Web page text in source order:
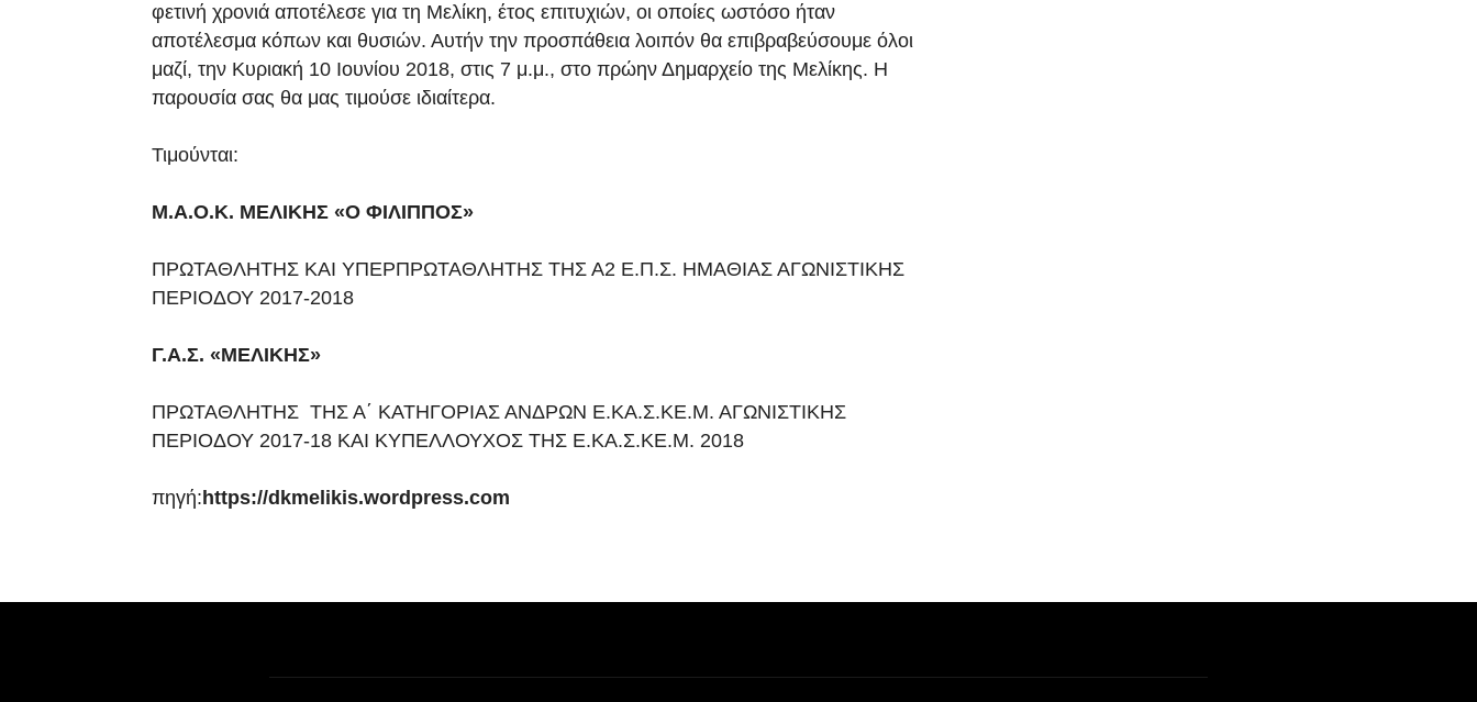
φετινή χρονιά αποτέλεσε για τη Μελίκη, έτος επιτυχιών, οι οποίες ωστόσο ήταν
αποτέλεσμα κόπων και θυσιών. Αυτήν την προσπάθεια λοιπόν θα επιβραβεύσουμε όλοι
μαζί, την Κυριακή 10 Ιουνίου 2018, στις 7 μ.μ., στο πρώην Δημαρχείο της Μελίκης. Η
παρουσία σας θα μας τιμούσε ιδιαίτερα.
Τιμούνται:
Μ.Α.Ο.Κ. ΜΕΛΙΚΗΣ «Ο ΦΙΛΙΠΠΟΣ»
ΠΡΩΤΑΘΛΗΤΗΣ ΚΑΙ ΥΠΕΡΠΡΩΤΑΘΛΗΤΗΣ ΤΗΣ Α2 Ε.Π.Σ. ΗΜΑΘΙΑΣ ΑΓΩΝΙΣΤΙΚΗΣ
ΠΕΡΙΟΔΟΥ 2017-2018
Γ.Α.Σ. «ΜΕΛΙΚΗΣ»
ΠΡΩΤΑΘΛΗΤΗΣ ΤΗΣ Α΄ ΚΑΤΗΓΟΡΙΑΣ ΑΝΔΡΩΝ Ε.ΚΑ.Σ.ΚΕ.Μ. ΑΓΩΝΙΣΤΙΚΗΣ
ΠΕΡΙΟΔΟΥ 2017-18 ΚΑΙ ΚΥΠΕΛΛΟΥΧΟΣ ΤΗΣ Ε.ΚΑ.Σ.ΚΕ.Μ. 2018
πηγή: https://dkmelikis.wordpress.com